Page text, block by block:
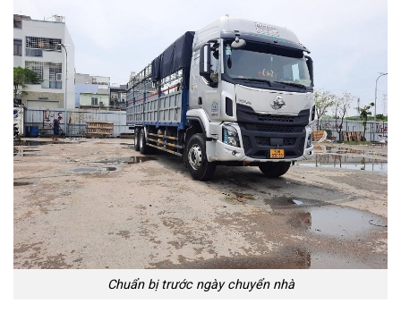
Chuẩn bị trước ngày chuyển nhà